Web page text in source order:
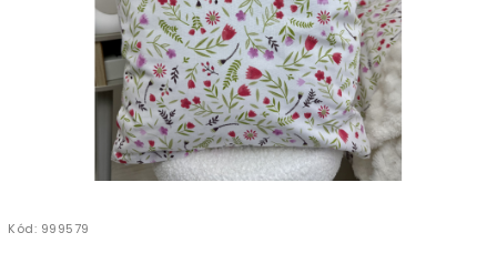
Kód: 999579